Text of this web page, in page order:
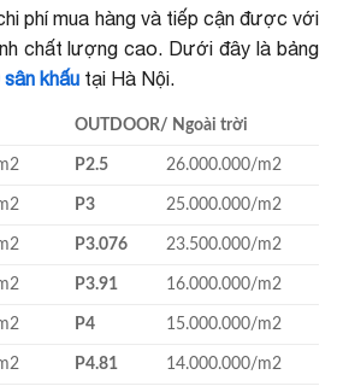
phí mua hàng và tiếp cận được với
chất lượng cao. Dưới đây là bảng
khấu tại Hà Nội.
OUTDOOR/ Ngoài trời
2 P2.5 26.000.000/m2
2 P3 25.000.000/m2
2 P3.076 23.500.000/m2
2 P3.91 16.000.000/m2
2 P4 15.000.000/m2
2 P4.81 14.000.000/m2